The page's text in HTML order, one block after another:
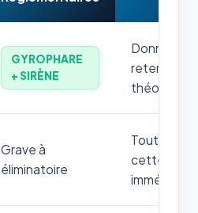
GYROPHARE
+ SIRÈNE
Donnée
retenir par
théorique.
Grave à
éliminatoire
Toute
cette